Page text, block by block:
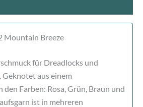
Mountain Breeze
für Dreadlocks und
aus einem
den Farben: Rosa, Grün, Braun und
ist in mehreren